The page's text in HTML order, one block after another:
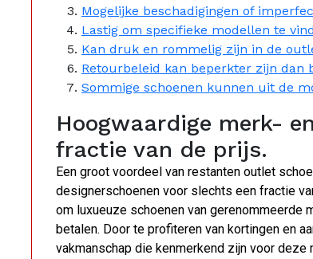
Mogelijke beschadigingen of
Lastig om specifieke modellen te
Kan druk en rommelig zijn in de
Retourbeleid kan beperkter zijn dan
Sommige schoenen kunnen uit de
Hoogwaardige merk-
fractie van de prijs.
Een groot voordeel van restanten outlet
designerschoenen voor slechts een fractie
om luxueuze schoenen van
betalen. Door te profiteren van kortingen en
vakmanschap die kenmerkend zijn voor